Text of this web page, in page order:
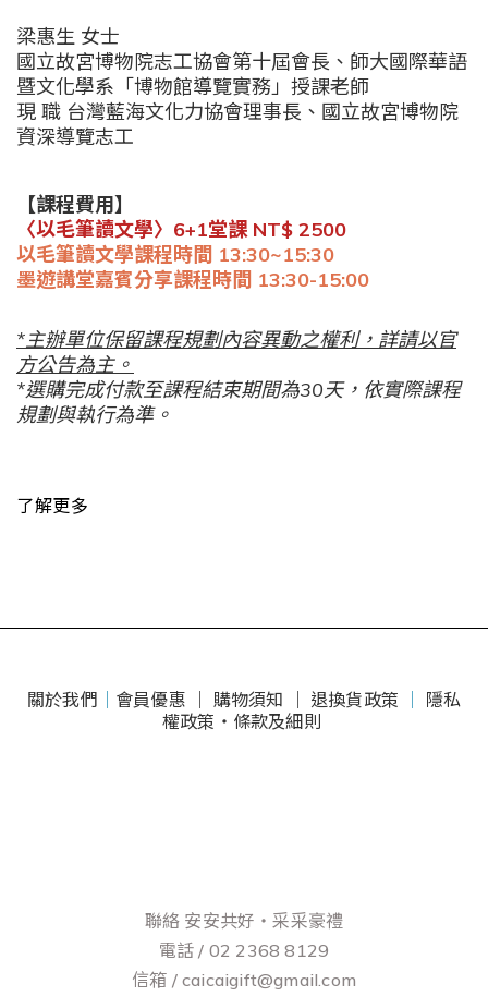
梁惠生 女士
國立故宮博物院志工協會第十屆會長、師大國際華語
暨文化學系「博物館導覽實務」授課老師
現 職 台灣藍海文化力協會理事長、國立故宮博物院
資深導覽志工
【課程費用】
〈以毛筆讀文學〉6+1堂課 NT$ 2500
以毛筆讀文學課程時間 13:30~15:30
墨遊講堂嘉賓分享課程時間 13:30-15:00
*主辦單位保留課程規劃內容異動之權利，詳請以官
方公告為主。
*選購完成付款至課程結束期間為30天，依實際課程
規劃與執行為準。
了解更多
關於我們 會員優惠 ｜ 購物須知 ｜ 退換貨政策
隱私
權政策・條款及細則
聯絡 安安共好‧采采豪禮
電話 / 02 2368 8129
信箱 / caicaigift@gmail.com